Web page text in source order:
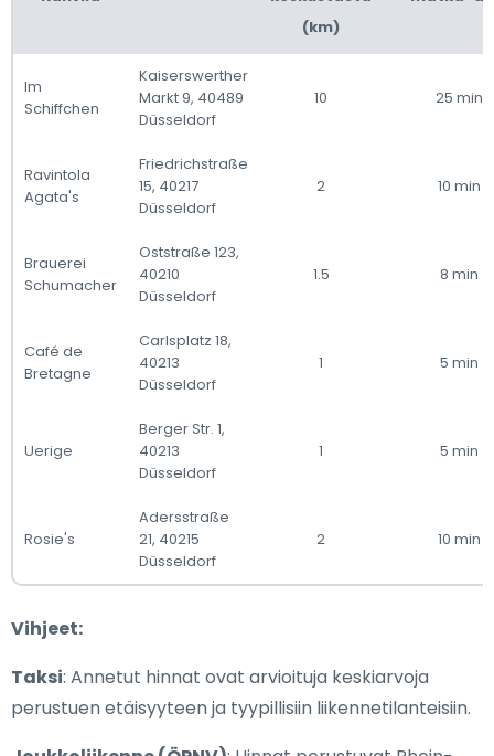
(km)
Im
Schiffchen
Kaiserswerther
Markt 9, 40489
Düsseldorf
10 25 min
Ravintola
Agata's
Friedrichstraße
15, 40217
Düsseldorf
2 10 min
Brauerei
Schumacher
Oststraße 123,
40210
Düsseldorf
1.5 8 min
Café de
Bretagne
Carlsplatz 18,
40213
Düsseldorf
1 5 min
Uerige
Berger Str. 1,
40213
Düsseldorf
1 5 min
Rosie's
Adersstraße
21, 40215
Düsseldorf
2 10 min
Vihjeet:
Taksi: Annetut hinnat ovat arvioituja keskiarvoja
perustuen etäisyyteen ja tyypillisiin liikennetilanteisiin.